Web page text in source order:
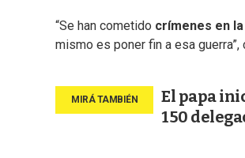
“Se han cometido crímenes en
mismo es poner fin a esa guerra”,
El papa
150